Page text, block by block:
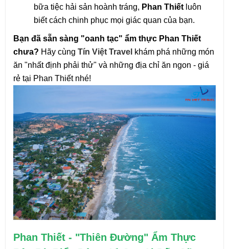
bữa tiệc hải sản hoành tráng, Phan Thiết luôn
biết cách chinh phục mọi giác quan của bạn.
Bạn đã sẵn sàng "oanh tạc" ẩm thực Phan Thiết
chưa? Hãy cùng Tín Việt Travel khám phá những món
ăn "nhất định phải thử" và những địa chỉ ăn ngon - giá
rẻ tại Phan Thiết nhé!
Phan Thiết - "Thiên Đường" Ẩm Thực